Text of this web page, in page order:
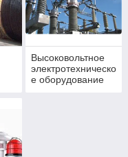
Высоковольтное
электротехническо
е оборудование